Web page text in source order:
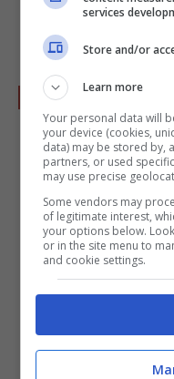
cottura.
Verso gli spaghetti nella padella con le
zucchine
inizio a saltare
spento. Questo
completa
nido, guarnisco
pepe nero
menta. Un
spinta
services
Store and/or
Learn more
Your personal data will
your device (cookies,
data) may be stored by,
partners, or used
may use precise
Some vendors may
of legitimate interest,
your options below.
or in the site menu to
and cookie settings.